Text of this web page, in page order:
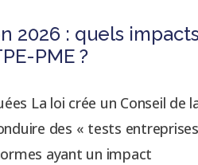
2026 : quels
PME ?
La loi crée un Conseil de
des « tests entreprises
ayant un impact